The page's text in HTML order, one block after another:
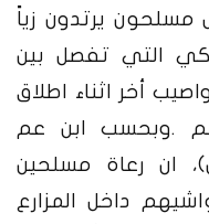
يرتدون زياً
التي تفصل بين
أخر اثناء اطلاق
.وبحسب ابن عم
ان رعاة مسلحين
داخل المزارع